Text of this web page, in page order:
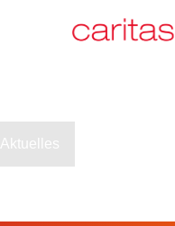
Aktuelles